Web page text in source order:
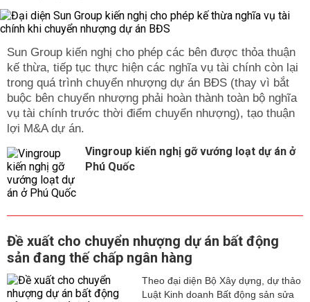
Sun Group kiến nghị cho phép các bên được thỏa thuận
kế thừa, tiếp tục thực hiện các nghĩa vụ tài chính còn lại
trong quá trình chuyển nhượng dự án BĐS (thay vì bắt
buộc bên chuyển nhượng phải hoàn thành toàn bộ nghĩa
vụ tài chính trước thời điểm chuyển nhượng), tạo thuận
lợi M&A dự án.
Vingroup kiến nghị gỡ vướng loạt dự án ở
Phú Quốc
Đề xuất cho chuyển nhượng dự án bất động
sản đang thế chấp ngân hàng
Theo đại diện Bộ Xây dựng, dự thảo
Luật Kinh doanh Bất động sản sửa